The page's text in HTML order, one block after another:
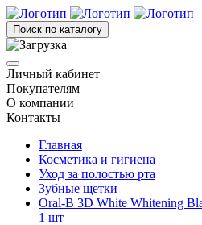
Поиск по каталогу
Личный кабинет
Покупателям
О компании
Контакты
Главная
Косметика и гигиена
Уход за полостью рта
Зубные щетки
Oral-B 3D White Whitening
1 шт